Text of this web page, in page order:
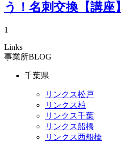
う！名刺交換【講座】
1
Links
事業所BLOG
千葉県
リンクス松戸
リンクス柏
リンクス千葉
リンクス船橋
リンクス西船橋